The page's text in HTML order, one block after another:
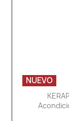
NUEVO